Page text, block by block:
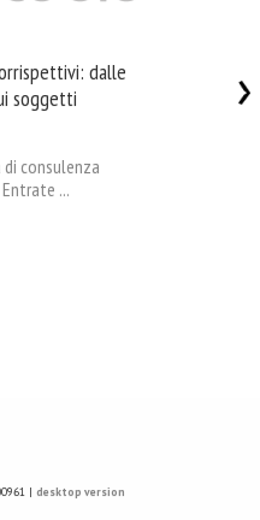
dalle
soggetti
consulenza
...
| desktop version